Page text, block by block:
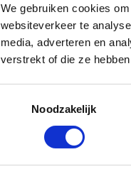
We gebruiken cookies
websiteverkeer te
media, adverteren en
verstrekt of die ze
Noodzakelijk